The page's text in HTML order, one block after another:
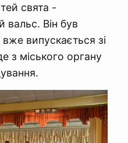
свята -
вальс. Він був
випускається зі
з міського органу